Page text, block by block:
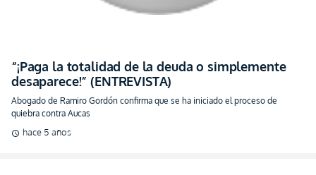
“¡Paga la totalidad de la deuda o simplemente
desaparece!” (ENTREVISTA)
Abogado de Ramiro Gordón confirma que se ha iniciado el proceso de
quiebra contra Aucas
schedule hace 5 años